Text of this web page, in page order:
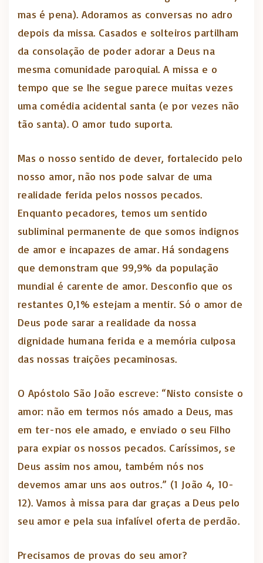
mas é pena). Adoramos as conversas no adro
depois da missa. Casados e solteiros partilham
da consolação de poder adorar a Deus na
mesma comunidade paroquial. A missa e o
tempo que se lhe segue parece muitas vezes
uma comédia acidental santa (e por vezes não
tão santa). O amor tudo suporta.
Mas o nosso sentido de dever, fortalecido pelo
nosso amor, não nos pode salvar de uma
realidade ferida pelos nossos pecados.
Enquanto pecadores, temos um sentido
subliminal permanente de que somos indignos
de amor e incapazes de amar. Há sondagens
que demonstram que 99,9% da população
mundial é carente de amor. Desconfio que os
restantes 0,1% estejam a mentir. Só o amor de
Deus pode sarar a realidade da nossa
dignidade humana ferida e a memória culposa
das nossas traições pecaminosas.
O Apóstolo São João escreve: “Nisto consiste o
amor: não em termos nós amado a Deus, mas
em ter-nos ele amado, e enviado o seu Filho
para expiar os nossos pecados. Caríssimos, se
Deus assim nos amou, também nós nos
devemos amar uns aos outros.” (1 João 4, 10-
12). Vamos à missa para dar graças a Deus pelo
seu amor e pela sua infalível oferta de perdão.
Precisamos de provas do seu amor?